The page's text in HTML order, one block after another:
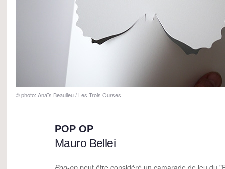
© photo: Anaïs Beaulieu / Les Trois Ourses
POP OP
Mauro Bellei